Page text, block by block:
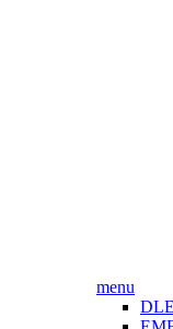
menu